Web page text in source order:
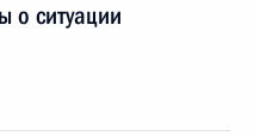
о ситуации